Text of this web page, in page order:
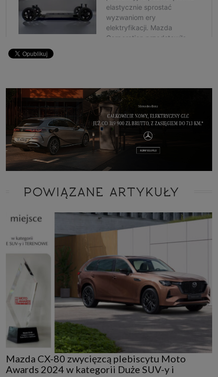
POWIĄZANE ARTYKUŁY
Mazda CX-80 zwycięzcą plebiscytu Moto
Awards 2024 w kategorii Duże SUV-y i